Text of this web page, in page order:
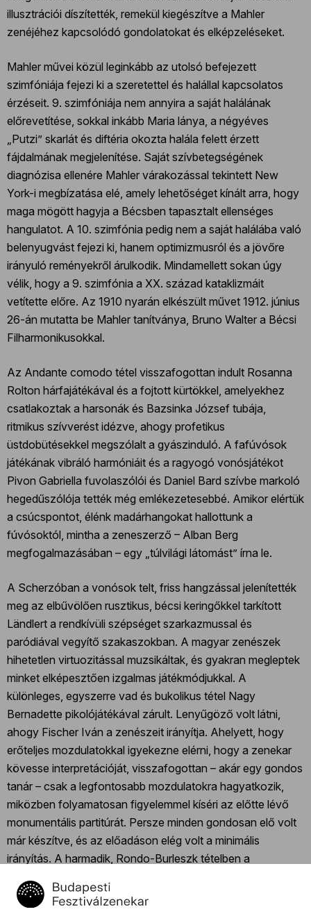
illusztrációi díszítették, remekül kiegészítve a Mahler
zenéjéhez kapcsolódó gondolatokat és elképzeléseket.
Mahler művei közül leginkább az utolsó befejezett
szimfóniája fejezi ki a szeretettel és halállal kapcsolatos
érzéseit. 9. szimfóniája nem annyira a saját halálának
előrevetítése, sokkal inkább Maria lánya, a négyéves
„Putzi” skarlát és diftéria okozta halála felett érzett
fájdalmának megjelenítése. Saját szívbetegségének
diagnózisa ellenére Mahler várakozással tekintett New
York-i megbízatása elé, amely lehetőséget kínált arra, hogy
maga mögött hagyja a Bécsben tapasztalt ellenséges
hangulatot. A 10. szimfónia pedig nem a saját halálába való
belenyugvást fejezi ki, hanem optimizmusról és a jövőre
irányuló reményekről árulkodik. Mindamellett sokan úgy
vélik, hogy a 9. szimfónia a XX. század kataklizmáit
vetítette előre. Az 1910 nyarán elkészült művet 1912. június
26-án mutatta be Mahler tanítványa, Bruno Walter a Bécsi
Filharmonikusokkal.
Az Andante comodo tétel visszafogottan indult Rosanna
Rolton hárfajátékával és a fojtott kürtökkel, amelyekhez
csatlakoztak a harsonák és Bazsinka József tubája,
ritmikus szívverést idézve, ahogy profetikus
üstdobütésekkel megszólalt a gyászinduló. A fafúvósok
játékának vibráló harmóniáit és a ragyogó vonósjátékot
Pivon Gabriella fuvolaszólói és Daniel Bard szívbe markoló
hegedűszólója tették még emlékezetesebbé. Amikor elértük
a csúcspontot, élénk madárhangokat hallottunk a
fúvósoktól, mintha a zeneszerző – Alban Berg
megfogalmazásában – egy „túlvilági látomást” írna le.
A Scherzóban a vonósok telt, friss hangzással jelenítették
meg az elbűvölően rusztikus, bécsi keringőkkel tarkított
Ländlert a rendkívüli szépséget szarkazmussal és
paródiával vegyítő szakaszokban. A magyar zenészek
hihetetlen virtuozitással muzsikáltak, és gyakran megleptek
minket elképesztően izgalmas játékmódjukkal. A
különleges, egyszerre vad és bukolikus tétel Nagy
Bernadette pikolójátékával zárult. Lenyűgöző volt látni,
ahogy Fischer Iván a zenészeit irányítja. Ahelyett, hogy
erőteljes mozdulatokkal igyekezne elérni, hogy a zenekar
kövesse interpretációját, visszafogottan – akár egy gondos
tanár – csak a legfontosabb mozdulatokra hagyatkozik,
miközben folyamatosan figyelemmel kíséri az előtte lévő
monumentális partitúrát. Persze minden gondosan elő volt
már készítve, és az előadáson elég volt a minimális
irányítás. A harmadik, Rondo-Burleszk tételben a
szembenálló témákat és érzelmeket hozott létre,